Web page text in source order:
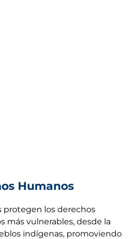
Humanos
protegen los derechos
más vulnerables, desde la
indígenas, promoviendo